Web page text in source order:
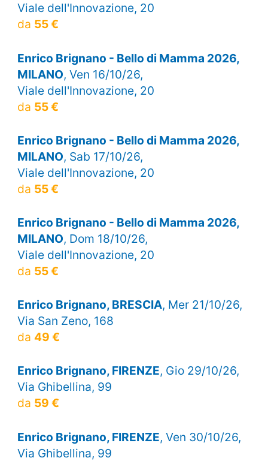
Viale dell'Innovazione, 20
da 55 €
Enrico Brignano - Bello di Mamma 2026,
MILANO, Ven 16/10/26,
Viale dell'Innovazione, 20
da 55 €
Enrico Brignano - Bello di Mamma 2026,
MILANO, Sab 17/10/26,
Viale dell'Innovazione, 20
da 55 €
Enrico Brignano - Bello di Mamma 2026,
MILANO, Dom 18/10/26,
Viale dell'Innovazione, 20
da 55 €
Enrico Brignano, BRESCIA, Mer 21/10/26,
Via San Zeno, 168
da 49 €
Enrico Brignano, FIRENZE, Gio 29/10/26,
Via Ghibellina, 99
da 59 €
Enrico Brignano, FIRENZE, Ven 30/10/26,
Via Ghibellina, 99